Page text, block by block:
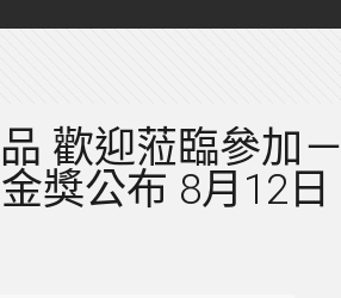
歡迎蒞臨參加－
獎公布 8月12日